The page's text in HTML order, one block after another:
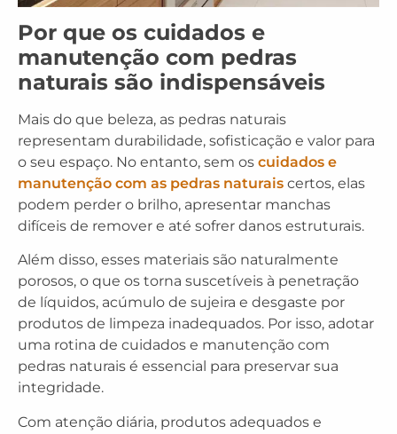
Por que os cuidados e
manutenção com pedras
naturais são indispensáveis
Mais do que beleza, as pedras naturais
representam durabilidade, sofisticação e valor para
o seu espaço. No entanto, sem os cuidados e
manutenção com as pedras naturais certos, elas
podem perder o brilho, apresentar manchas
difíceis de remover e até sofrer danos estruturais.
Além disso, esses materiais são naturalmente
porosos, o que os torna suscetíveis à penetração
de líquidos, acúmulo de sujeira e desgaste por
produtos de limpeza inadequados. Por isso, adotar
uma rotina de cuidados e manutenção com
pedras naturais é essencial para preservar sua
integridade.
Com atenção diária, produtos adequados e